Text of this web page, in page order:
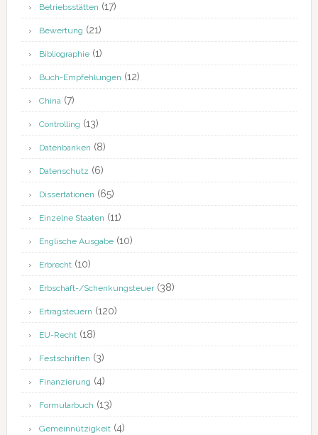
Betriebsstätten (17)
Bewertung (21)
Bibliographie(1)
Buch-Empfehlungen (12)
China(7)
Controlling (13)
Datenbanken (8)
Datenschutz (6)
Dissertationen (65)
Einzelne Staaten (11)
Englische Ausgabe(10)
Erbrecht(10)
Erbschaft-/Schenkungsteuer(38)
Ertragsteuern (120)
EU-Recht(18)
Festschriften (3)
Finanzierung (4)
Formularbuch (13)
Gemeinnützigkeit(4)